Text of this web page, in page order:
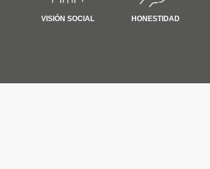
VISIÓN SOCIAL HONESTIDAD